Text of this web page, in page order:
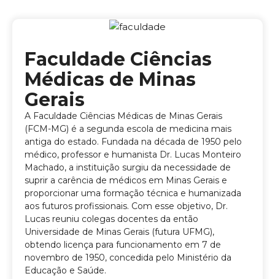
Faculdade Ciências
Médicas de Minas
Gerais
A Faculdade Ciências Médicas de Minas Gerais
(FCM-MG) é a segunda escola de medicina mais
antiga do estado. Fundada na década de 1950 pelo
médico, professor e humanista Dr. Lucas Monteiro
Machado, a instituição surgiu da necessidade de
suprir a carência de médicos em Minas Gerais e
proporcionar uma formação técnica e humanizada
aos futuros profissionais. Com esse objetivo, Dr.
Lucas reuniu colegas docentes da então
Universidade de Minas Gerais (futura UFMG),
obtendo licença para funcionamento em 7 de
novembro de 1950, concedida pelo Ministério da
Educação e Saúde.